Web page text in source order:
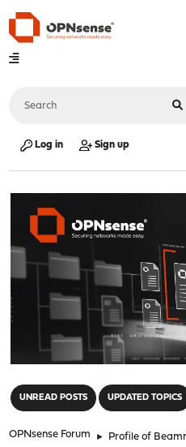
Log in Sign up
UNREAD POSTS UPDATED TOPICS
OPNsense Forum ► Profile of